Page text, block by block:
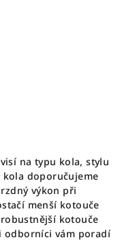
na typu kola, stylu
doporučujeme
výkon při
menší kotouče
kotouče
odborníci vám poradí